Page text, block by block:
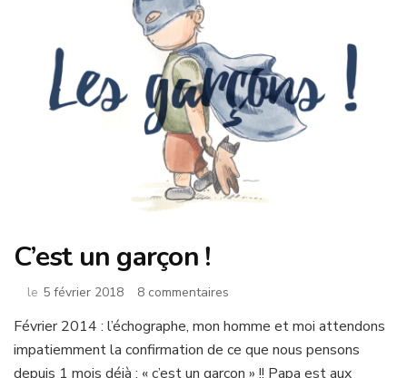
C’est un garçon !
le 5 février 2018 8 commentaires
un
garçon
!
Février 2014 : l’échographe, mon homme et moi attendons
impatiemment la confirmation de ce que nous pensons
depuis 1 mois déjà : « c’est un garçon » !! Papa est aux